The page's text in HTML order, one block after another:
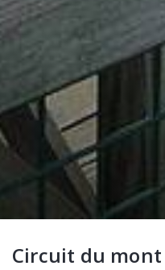
Circuit du mont